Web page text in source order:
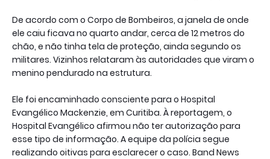
De acordo com o Corpo de Bombeiros, a janela de onde
ele caiu ficava no quarto andar, cerca de 12 metros do
chão, e não tinha tela de proteção, ainda segundo os
militares. Vizinhos relataram às autoridades que viram o
menino pendurado na estrutura.
Ele foi encaminhado consciente para o Hospital
Evangélico Mackenzie, em Curitiba. À reportagem, o
Hospital Evangélico afirmou não ter autorização para
esse tipo de informação. A equipe da polícia segue
realizando oitivas para esclarecer o caso. Band News